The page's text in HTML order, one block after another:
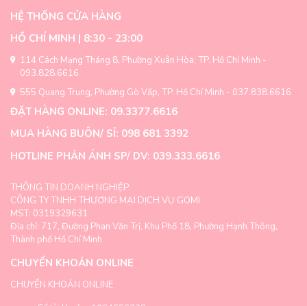
tùy
có
thể
được
trên
trang
sản
phẩm
có
chọn
HỆ THỐNG CỬA HÀNG
HỒ CHÍ MINH | 8:30 - 23:00
114 Cách Mạng Tháng 8, Phường Xuân Hòa, TP. Hồ Chí Minh -
093.828.6616
555 Quang Trung, Phường Gò Vấp, TP. Hồ Chí Minh - 037.838.6616
ĐẶT HÀNG ONLINE: 09.3377.6616
MUA HÀNG BUÔN/ SỈ: 098 681 3392
HOTLINE PHẢN ÁNH SP/ DV: 039.333.6616
THÔNG TIN DOANH NGHIỆP:
CÔNG TY TNHH THƯƠNG MẠI DỊCH VỤ GOMI
MST: 0319329631
Địa chỉ: 717, Đường Phan Văn Trị, Khu Phố 18, Phường Hạnh Thông,
Thành phố Hồ Chí Minh
CHUYỂN KHOẢN ONLINE
CHUYỂN KHOẢN ONLINE